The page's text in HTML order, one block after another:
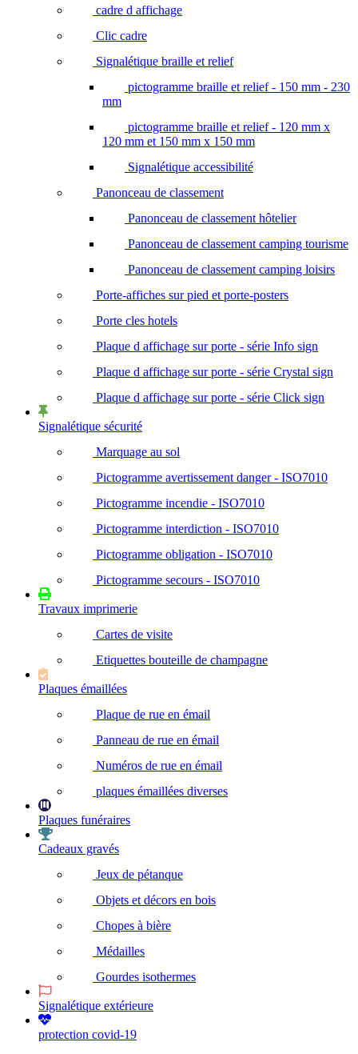
cadre d affichage
Clic cadre
Signalétique braille et relief
pictogramme braille et relief - 150 mm - 230
mm
pictogramme braille et relief - 120 mm x
120 mm et 150 mm x 150 mm
Signalétique accessibilité
Panonceau de classement
Panonceau de classement hôtelier
Panonceau de classement camping tourisme
Panonceau de classement camping loisirs
Porte-affiches sur pied et porte-posters
Porte cles hotels
Plaque d affichage sur porte - série Info sign
Plaque d affichage sur porte - série Crystal sign
Plaque d affichage sur porte - série Click sign
Signalétique sécurité
Marquage au sol
Pictogramme avertissement danger - ISO7010
Pictogramme incendie - ISO7010
Pictogramme interdiction - ISO7010
Pictogramme obligation - ISO7010
Pictogramme secours - ISO7010
Travaux imprimerie
Cartes de visite
Etiquettes bouteille de champagne
Plaques émaillées
Plaque de rue en émail
Panneau de rue en émail
Numéros de rue en émail
plaques émaillées diverses
Plaques funéraires
Cadeaux gravés
Jeux de pétanque
Objets et décors en bois
Chopes à bière
Médailles
Gourdes isothermes
Signalétique extérieure
protection covid-19